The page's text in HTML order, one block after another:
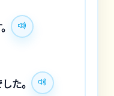
した。